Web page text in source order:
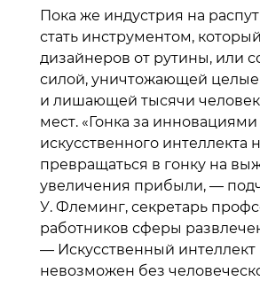
Пока же индустрия на
стать инструментом,
дизайнеров от рутины, или
силой, уничтожающей
и лишающей тысячи
мест. «Гонка за инновациями
искусственного интеллекта
превращаться в гонку на
увеличения прибыли, —
У. Флеминг, секретарь
работников сферы
— Искусственный
невозможен без